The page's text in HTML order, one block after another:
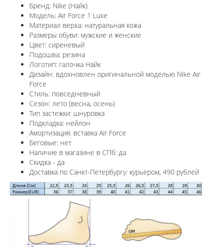
Бренд: Nike (Найк)
Модель: Air Force 1 Luxe
Материал верха: натуральная кожа
Размеры обуви: мужские и женские
Цвет: сиреневый
Подошва: резина
Логотип: галочка Найк
Дизайн: вдохновлен оригинальной моделью Nike Air
Force
Стиль: повседневный
Сезон: лето (весна, осень)
Тип застежки: шнуровка
Подкладка: нейлон
Амортизация: вставка Air Force
Беговые: нет
Наличие в магазине в СПб: да
Скидка - да
Доставка по Санкт-Петербургу: курьером, 490 рублей